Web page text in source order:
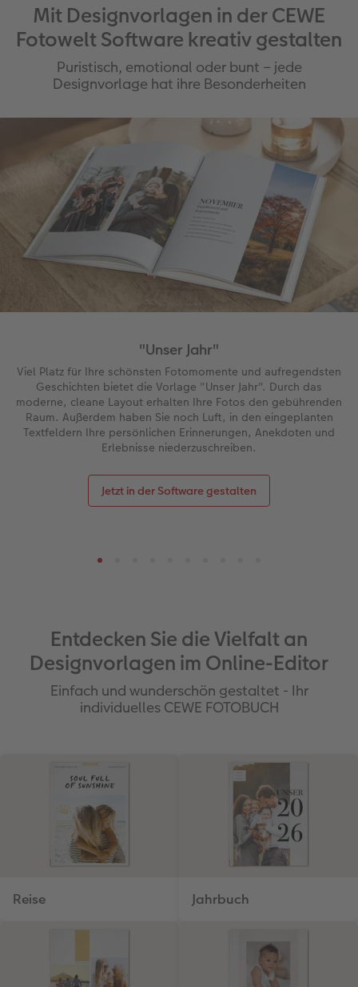
Mit Designvorlagen in der CEWE
Fotowelt Software kreativ gestalten
Puristisch, emotional oder bunt – jede
Designvorlage hat ihre Besonderheiten
"Unser Jahr"
Viel Platz für Ihre schönsten Fotomomente und aufregendsten
Geschichten bietet die Vorlage "Unser Jahr". Durch das
moderne, cleane Layout erhalten Ihre Fotos den gebührenden
Raum. Außerdem haben Sie noch Luft, in den eingeplanten
Textfeldern Ihre persönlichen Erinnerungen, Anekdoten und
Erlebnisse niederzuschreiben.
Jetzt in der Software gestalten
Entdecken Sie die Vielfalt an
Designvorlagen im Online-Editor
Einfach und wunderschön gestaltet - Ihr
individuelles CEWE FOTOBUCH
Reise Jahrbuch